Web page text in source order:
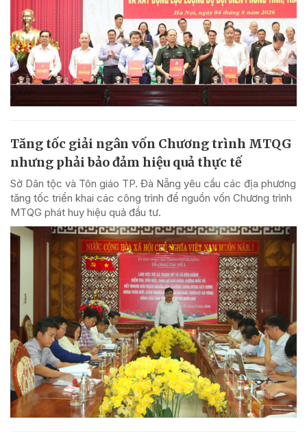
Tăng tốc giải ngân vốn Chương trình MTQG
nhưng phải bảo đảm hiệu quả thực tế
Sở Dân tộc và Tôn giáo TP. Đà Nẵng yêu cầu các địa phương
tăng tốc triển khai các công trình để nguồn vốn Chương trình
MTQG phát huy hiệu quả đầu tư.